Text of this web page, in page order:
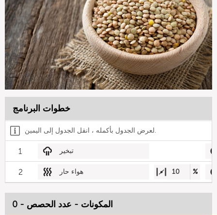
خطوات البرنامج
لعرض الجدول بأكمله ، انقل الجدول إلى اليمين.
1 تبخير
2 هواء حار 10 %
المكونات - عدد الحصص - 0